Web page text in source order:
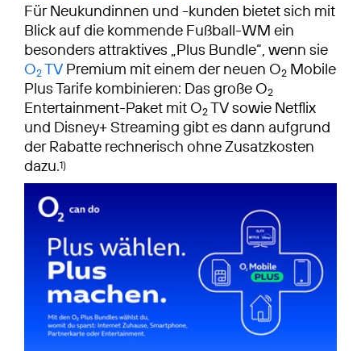
Für Neukundinnen und -kunden bietet sich mit
Blick auf die kommende Fußball-WM ein
besonders attraktives „Plus Bundle“, wenn sie
O2TV Premium mit einem der neuen O2 Mobile
Plus Tarife kombinieren: Das große O2
Entertainment-Paket mit O2TV sowie Netflix
und Disney+ Streaming gibt es dann aufgrund
der Rabatte rechnerisch ohne Zusatzkosten
dazu.1)